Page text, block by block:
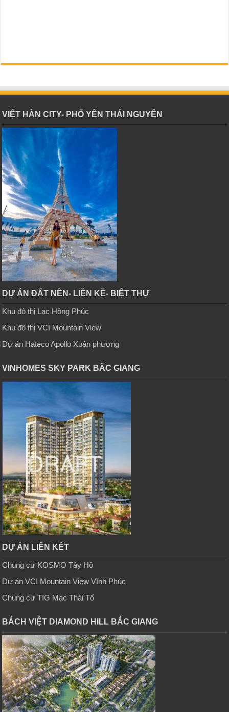
VIỆT HÀN CITY- PHỔ YÊN THÁI NGUYÊN
DỰ ÁN ĐẤT NỀN- LIỀN KỀ- BIỆT THỰ
Khu đô thị Lạc Hồng Phúc
Khu đô thị VCI Mountain View
Dự án Hateco Apollo Xuân phương
VINHOMES SKY PARK BĂC GIANG
DỰ ÁN LIÊN KẾT
Chung cư KOSMO Tây Hồ
Dự án VCI Mountain View Vĩnh Phúc
Chung cư TIG Mạc Thái Tổ
BÁCH VIỆT DIAMOND HILL BẮC GIANG